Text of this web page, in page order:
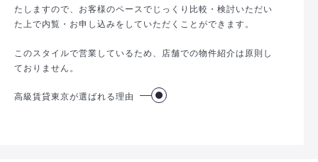
たしますので、お客様のペースでじっくり比較・検討いただい
た上で内覧・お申し込みをしていただくことができます。
このスタイルで営業しているため、店舗での物件紹介は原則し
ておりません。
高級賃貸東京が選ばれる理由